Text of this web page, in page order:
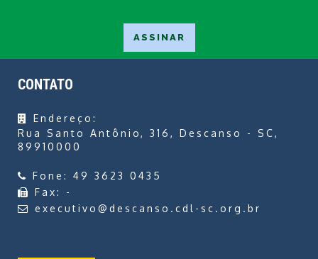
CONTATO
Endereço:
Rua Santo Antônio, 316, Descanso - SC,
89910000
Fone: 49 3623 0435
Fax: -
executivo@descanso.cdl-sc.org.br